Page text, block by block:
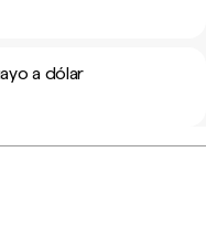
a dólar